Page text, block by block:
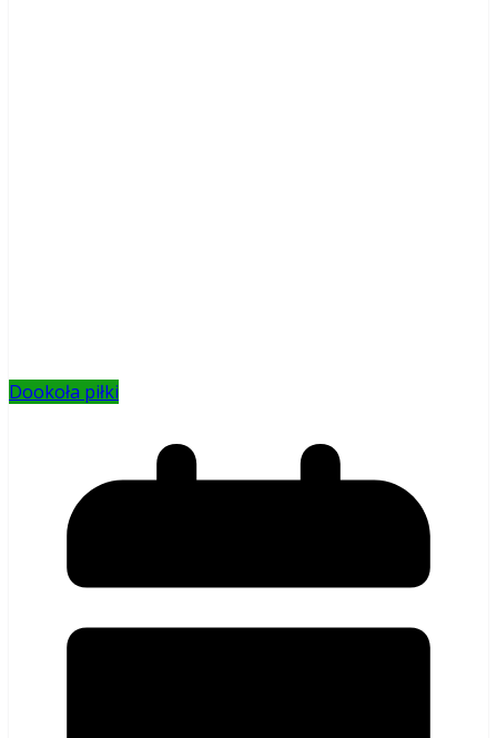
Dookoła piłki